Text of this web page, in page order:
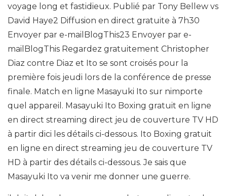
voyage long et fastidieux. Publié par Tony Bellew vs
David Haye2 Diffusion en direct gratuite à 7h30
Envoyer par e-mailBlogThis23 Envoyer par e-
mailBlogThis Regardez gratuitement Christopher
Diaz contre Diaz et Ito se sont croisés pour la
première fois jeudi lors de la conférence de presse
finale. Match en ligne Masayuki Ito sur nimporte
quel appareil. Masayuki Ito Boxing gratuit en ligne
en direct streaming direct jeu de couverture TV HD
à partir dici les détails ci-dessous. Ito Boxing gratuit
en ligne en direct streaming jeu de couverture TV
HD à partir des détails ci-dessous. Je sais que
Masayuki Ito va venir me donner une guerre.